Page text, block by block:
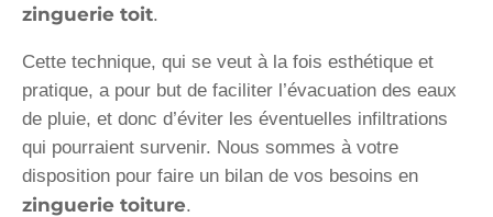
zinguerie toit.
Cette technique, qui se veut à la fois esthétique et
pratique, a pour but de faciliter l’évacuation des eaux
de pluie, et donc d’éviter les éventuelles infiltrations
qui pourraient survenir. Nous sommes à votre
disposition pour faire un bilan de vos besoins en
zinguerie toiture.